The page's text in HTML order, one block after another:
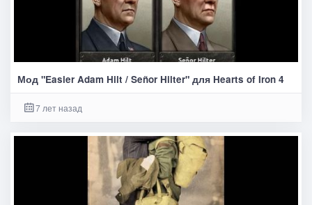
Мод "Easier Adam Hilt / Señor Hilter" для Hearts of Iron 4
7 лет назад